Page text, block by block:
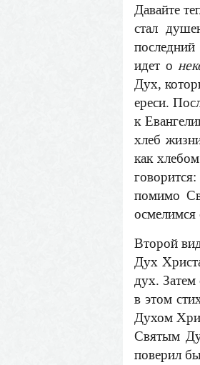
Давайте
стал
идет о
Дух,
ереси.
к
хлеб
как
помимо
осмелимся
Второй
Дух
дух. Затем
в этом
Духом
Святым
поверил